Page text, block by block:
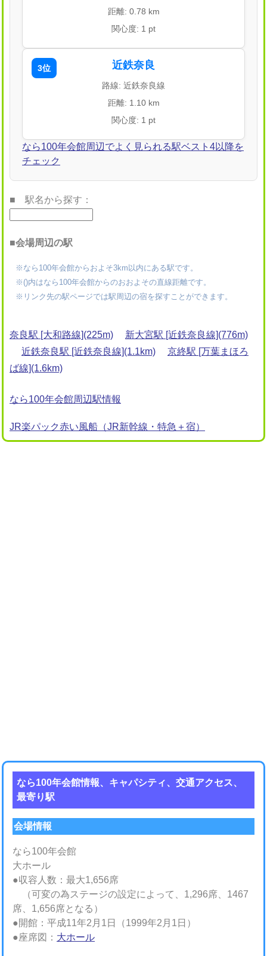
距離: 0.78 km
関心度: 1 pt
3位 近鉄奈良
路線: 近鉄奈良線
距離: 1.10 km
関心度: 1 pt
なら100年会館周辺でよく見られる駅ベスト4以降を
チェック
■ 駅名から探す：
■会場周辺の駅
※なら100年会館からおよそ3km以内にある駅です。
※()内はなら100年会館からのおおよその直線距離です。
※リンク先の駅ページでは駅周辺の宿を探すことができます。
奈良駅 [大和路線](225m)
新大宮駅 [近鉄奈良線](776m)
近鉄奈良駅 [近鉄奈良線](1.1km)
京終駅 [万葉まほろ
ば線](1.6km)
なら100年会館周辺駅情報
JR楽パック赤い風船（JR新幹線・特急＋宿）
なら100年会館情報、キャパシティ、交通アクセス、
最寄り駅
会場情報
なら100年会館
大ホール
●収容人数：最大1,656席
（可変の為ステージの設定によって、1,296席、1467
席、1,656席となる）
●開館：平成11年2月1日（1999年2月1日）
●座席図： 大ホール